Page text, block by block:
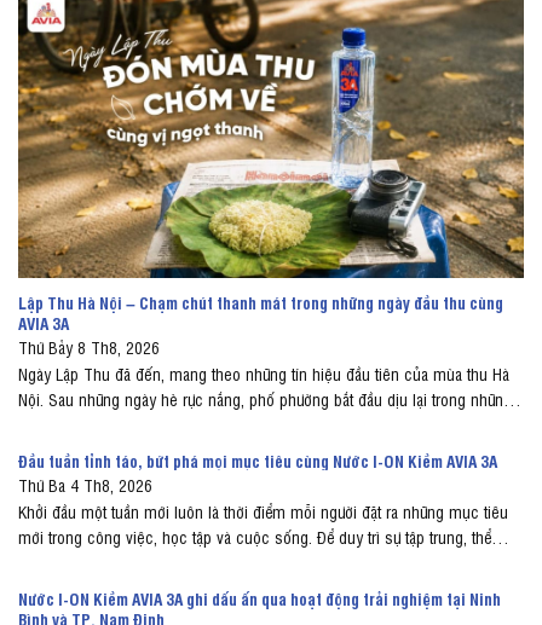
Lập Thu Hà Nội – Chạm chút thanh mát trong những ngày đầu thu cùng
AVIA 3A
Thứ Bảy 8 Th8, 2026
Ngày Lập Thu đã đến, mang theo những tín hiệu đầu tiên của mùa thu Hà
Nội. Sau những ngày hè rực nắng, phố phường bắt đầu dịu lại trong những
cũng là lúc người Hà Nội tìm về...
Đầu tuần tỉnh táo, bứt phá mọi mục tiêu cùng Nước I-ON Kiềm AVIA 3A
Thứ Ba 4 Th8, 2026
Khởi đầu một tuần mới luôn là thời điểm mỗi người đặt ra những mục tiêu
mới trong công việc, học tập và cuộc sống. Để duy trì sự tập trung, thể
vai trò rất quan trọng. Nước I-ON...
Nước I-ON Kiềm AVIA 3A ghi dấu ấn qua hoạt động trải nghiệm tại Ninh
Bình và TP. Nam Định